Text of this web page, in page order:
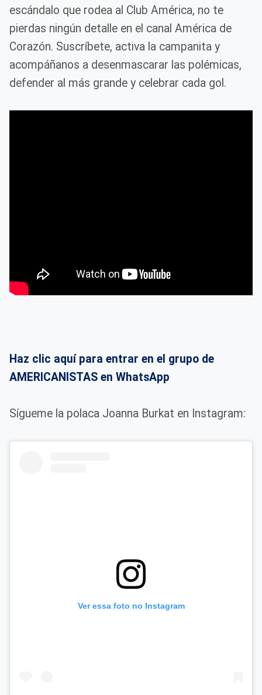
escándalo que rodea al Club América, no te
pierdas ningún detalle en el canal América de
Corazón. Suscríbete, activa la campanita y
acompáñanos a desenmascarar las polémicas,
defender al más grande y celebrar cada gol.
Haz clic aquí para entrar en el grupo de
AMERICANISTAS en WhatsApp
Sígueme la polaca Joanna Burkat en Instagram:
Ver essa foto no Instagram